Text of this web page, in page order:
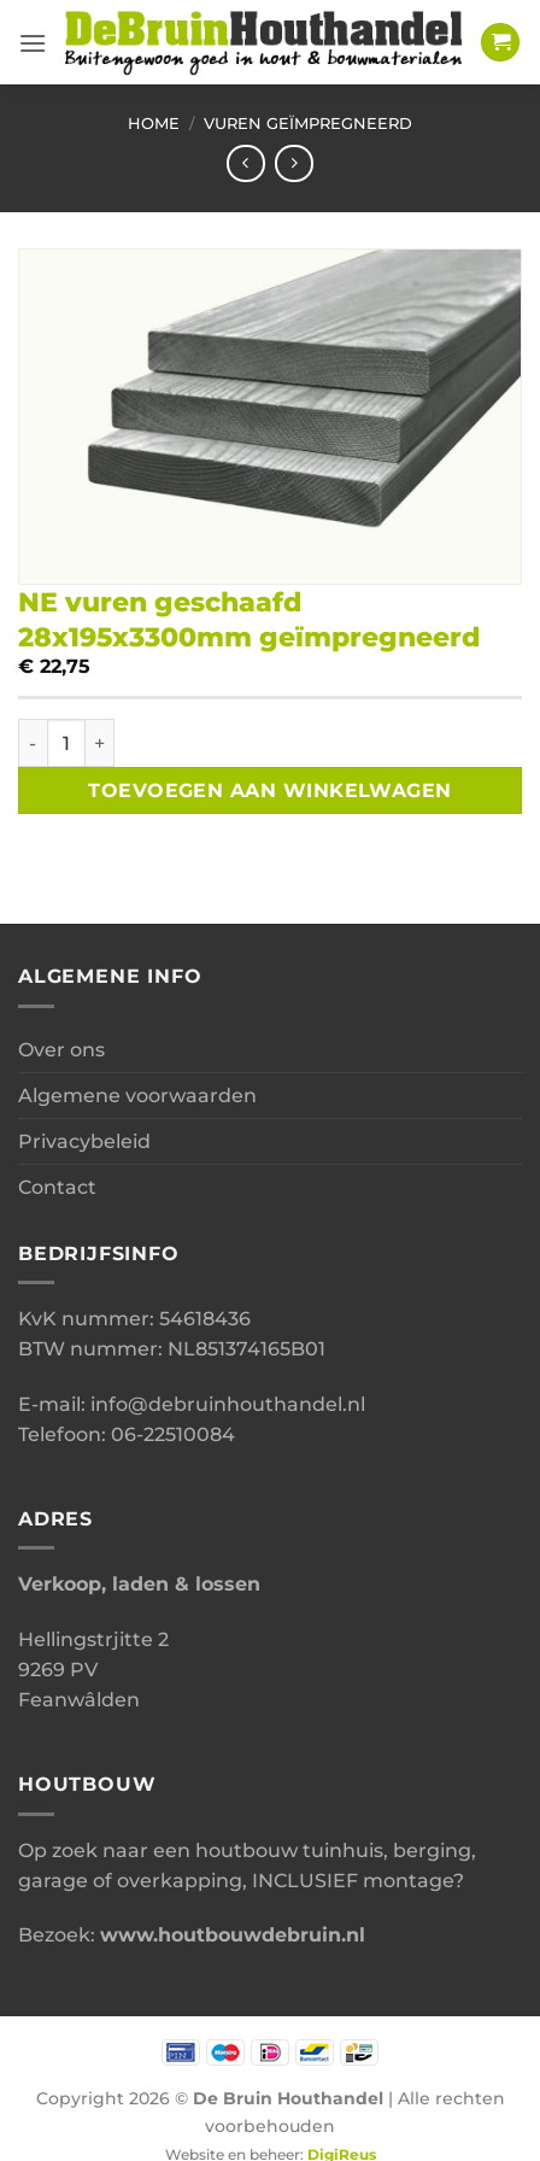
naar
HOME / VUREN GEÏMPREGNEERD
NE vuren geschaafd
28x195x3300mm geïmpregneerd
€ 22,75
NE vuren geschaafd 28x195x3300mm geïmpregneerd
TOEVOEGEN AAN WINKELWAGEN
ALGEMENE INFO
Over ons
Algemene voorwaarden
Privacybeleid
Contact
BEDRIJFSINFO
KvK nummer: 54618436
BTW nummer: NL851374165B01
E-mail: info@debruinhouthandel.nl
Telefoon: 06-22510084
ADRES
Verkoop, laden & lossen
Hellingstrjitte 2
9269 PV
Feanwâlden
HOUTBOUW
Op zoek naar een houtbouw tuinhuis, berging,
garage of overkapping, INCLUSIEF montage?
Bezoek: www.houtbouwdebruin.nl
Copyright 2026 © De Bruin Houthandel | Alle rechten
voorbehouden
Website en beheer: DigiReus